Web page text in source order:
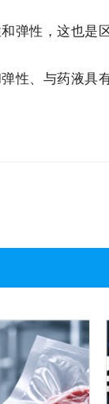
性，这也是区
、与药液具有